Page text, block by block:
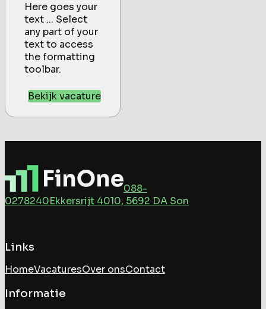
Here goes your
text ... Select
any part of your
text to access
the formatting
toolbar.
Bekijk vacature
088-
0278240Ekkersrijt 4010, 5692 DA Son
Links
HomeVacaturesOver onsContact
Informatie